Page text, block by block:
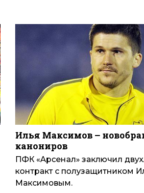
Илья Максимов –
канониров
ПФК «Арсенал» заключил
контракт с полузащитником
Максимовым.